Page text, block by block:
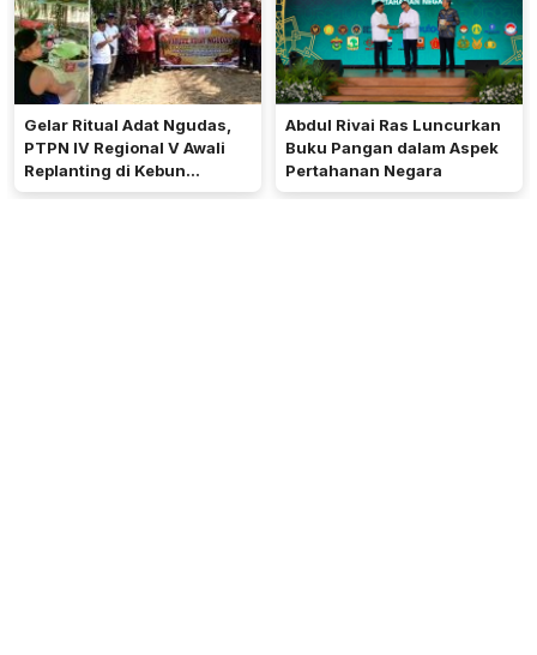
Gelar Ritual Adat Ngudas,
PTPN IV Regional V Awali
Replanting di Kebun
Kembayan
Abdul Rivai Ras Luncurkan
Buku Pangan dalam Aspek
Pertahanan Negara